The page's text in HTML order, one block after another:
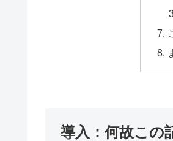
導入：何故この